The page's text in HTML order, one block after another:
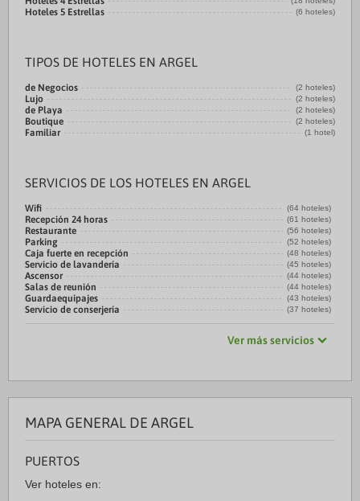
Hoteles 5 Estrellas (6 hoteles)
TIPOS DE HOTELES EN ARGEL
de Negocios (2 hoteles)
Lujo (2 hoteles)
de Playa (2 hoteles)
Boutique (2 hoteles)
Familiar (1 hotel)
SERVICIOS DE LOS HOTELES EN ARGEL
Wifi (64 hoteles)
Recepción 24 horas (61 hoteles)
Restaurante (56 hoteles)
Parking (52 hoteles)
Caja fuerte en recepción (48 hoteles)
Servicio de lavandería (45 hoteles)
Ascensor (44 hoteles)
Salas de reunión (44 hoteles)
Guardaequipajes (43 hoteles)
Servicio de conserjería (37 hoteles)
Ver más servicios
MAPA GENERAL DE ARGEL
PUERTOS
Ver hoteles en: